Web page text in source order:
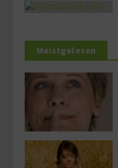
Meistgelesen